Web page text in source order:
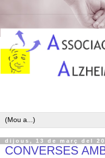
dijous, 13 de març del
CONVERSES